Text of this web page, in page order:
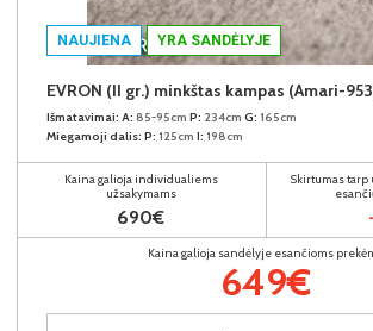
NAUJIENA YRA SANDĖLYJE
EVRON (II gr.) minkštas kampas (Amari-
Išmatavimai: A: 85-95cm P: 234cm G: 165cm
Miegamoji dalis: P: 125cm I: 198cm
Kaina galioja individualiems
užsakymams
690€
Skirtumas tarp
Kaina galioja sandėlyje esančioms
649€